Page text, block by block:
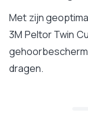
Met zijn
3M Peltor Twin
dragen.